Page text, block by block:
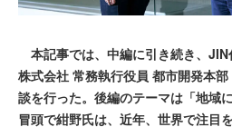
本記事では、中編に引き続き、
株式会社 常務執行役員 都市開発本
談を行った。後編のテーマは「地域
冒頭で紺野氏は、近年、世界で注目